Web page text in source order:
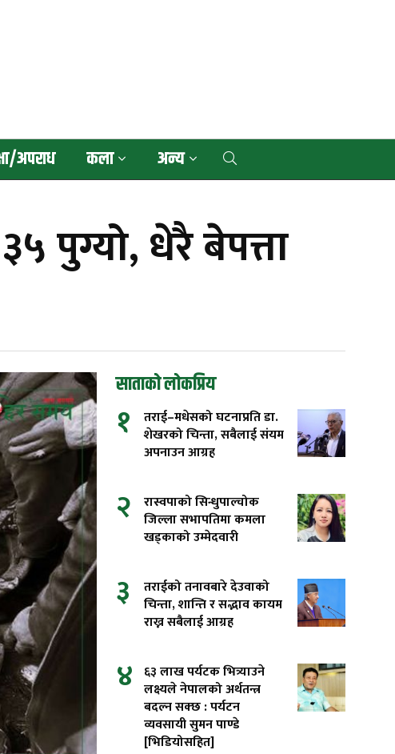
अपराध कला अन्य
पुग्यो, धेरै बेपत्ता
साताको लोकप्रिय
१
तराई–मधेसको घटनाप्रति डा.
शेखरको चिन्ता, सबैलाई संयम
अपनाउन आग्रह
२
रास्वपाको सिन्धुपाल्चोक
जिल्ला सभापतिमा कमला
खड्काको उम्मेदवारी
३
तराईको तनावबारे देउवाको
चिन्ता, शान्ति र सद्भाव कायम
राख्न सबैलाई आग्रह
४ ६३ लाख पर्यटक भित्र्याउने
लक्ष्यले नेपालको अर्थतन्त्र
बदल्न सक्छ : पर्यटन
व्यवसायी सुमन पाण्डे
[भिडियोसहित]